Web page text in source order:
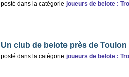
posté dans la catégorie joueurs de belote :
Un club de belote près de Toulon
posté dans la catégorie joueurs de belote :